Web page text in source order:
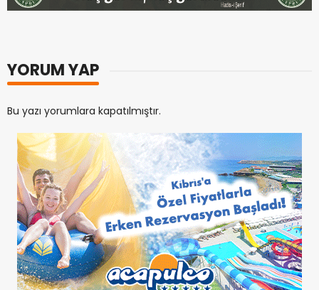
YORUM YAP
Bu yazı yorumlara kapatılmıştır.